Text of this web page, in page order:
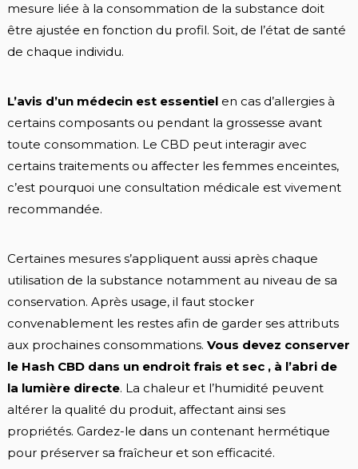
mesure liée à la consommation de la substance doit
être ajustée en fonction du profil. Soit, de l’état de santé
de chaque individu.
L’avis d’un médecin est essentielen cas d’allergies à
certains composants ou pendant la grossesse avant
toute consommation. Le CBD peut interagir avec
certains traitements ou affecter les femmes enceintes,
c’est pourquoi une consultation médicale est vivement
recommandée.
Certaines mesures s’appliquent aussi après chaque
utilisation de la substance notamment au niveau de sa
conservation. Après usage, il faut stocker
convenablement les restes afin de garder ses attributs
aux prochaines consommations. Vous devez conserver
le Hash CBD dans un endroit frais et sec , à l’abri de
la lumière directe. La chaleur et l’humidité peuvent
altérer la qualité du produit, affectant ainsi ses
propriétés. Gardez-le dans un contenant hermétique
pour préserver sa fraîcheur et son efficacité.